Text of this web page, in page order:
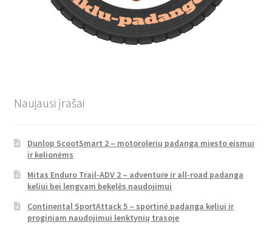
Naujausi įrašai
Dunlop ScootSmart 2 – motorolerių padanga miesto eismui
ir kelionėms
Mitas Enduro Trail-ADV 2 – adventure ir all-road padanga
keliui bei lengvam bekelės naudojimui
Continental SportAttack 5 – sportinė padanga keliui ir
proginiam naudojimui lenktynių trasoje